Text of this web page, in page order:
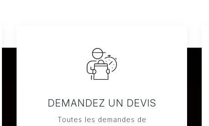
DEMANDEZ UN DEVIS
Toutes les demandes de